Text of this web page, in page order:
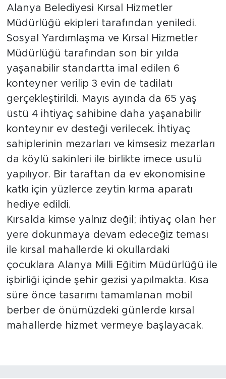
Alanya Belediyesi Kırsal Hizmetler
Müdürlüğü ekipleri tarafından yeniledi.
Sosyal Yardımlaşma ve Kırsal Hizmetler
Müdürlüğü tarafından son bir yılda
yaşanabilir standartta imal edilen 6
konteyner verilip 3 evin de tadilatı
gerçekleştirildi. Mayıs ayında da 65 yaş
üstü 4 ihtiyaç sahibine daha yaşanabilir
konteynır ev desteği verilecek. İhtiyaç
sahiplerinin mezarları ve kimsesiz mezarları
da köylü sakinleri ile birlikte imece usulü
yapılıyor. Bir taraftan da ev ekonomisine
katkı için yüzlerce zeytin kırma aparatı
hediye edildi.
Kırsalda kimse yalnız değil; ihtiyaç olan her
yere dokunmaya devam edeceğiz teması
ile kırsal mahallerde ki okullardaki
çocuklara Alanya Milli Eğitim Müdürlüğü ile
işbirliği içinde şehir gezisi yapılmakta. Kısa
süre önce tasarımı tamamlanan mobil
berber de önümüzdeki günlerde kırsal
mahallerde hizmet vermeye başlayacak.